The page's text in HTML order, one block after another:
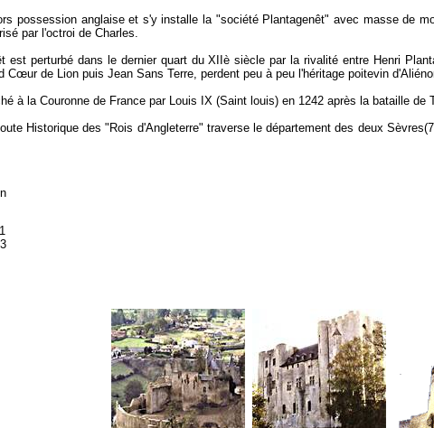
possession anglaise et s'y installe la "société Plantagenêt" avec masse de
par l'octroi de Charles.
est perturbé dans le dernier quart du XIIè siècle par la rivalité entre Henri
Cœur de Lion puis Jean Sans Terre, perdent peu à peu l'héritage poitevin
à la Couronne de France par Louis IX (Saint louis) en 1242 après la bataille de
Historique des "Rois d'Angleterre" traverse le département des deux